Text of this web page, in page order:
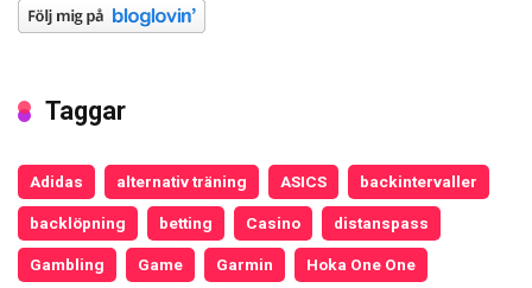
Taggar
Adidas alternativ träning ASICS backintervaller
backlöpning betting Casino distanspass
Gambling Game Garmin Hoka One One